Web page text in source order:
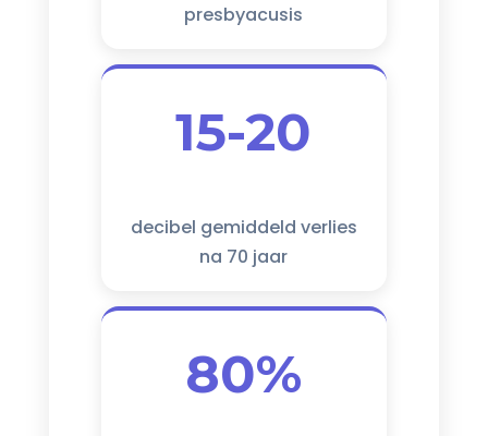
presbyacusis
15-20
decibel gemiddeld verlies
na 70 jaar
80%